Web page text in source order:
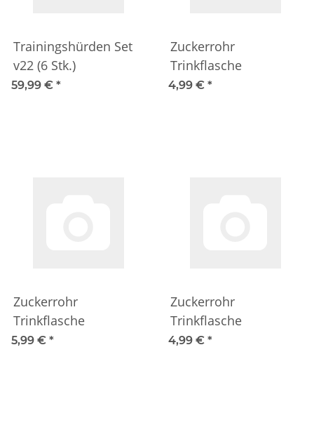
Trainingshürden Set
v22 (6 Stk.)
59,99 € *
Zuckerrohr
Trinkflasche
4,99 € *
Zuckerrohr
Trinkflasche
5,99 € *
Zuckerrohr
Trinkflasche
4,99 € *